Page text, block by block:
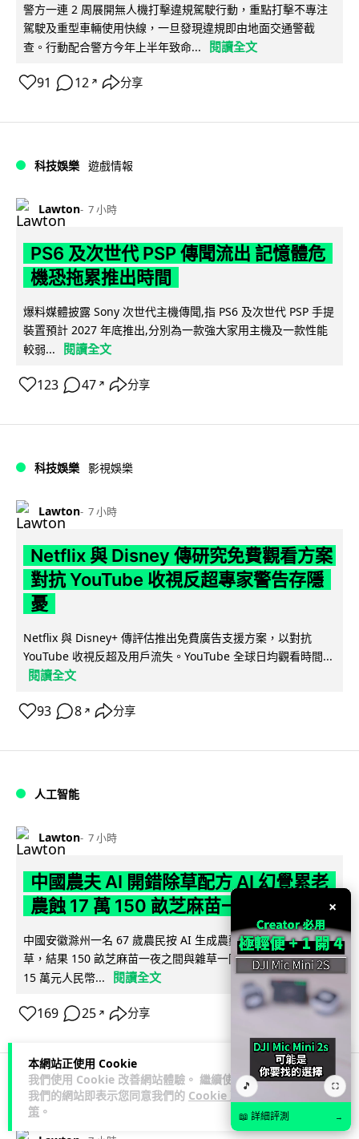
本網站正使用 Cookie
我們使用 Cookie 改善網站體驗。 繼續使用
我們的網站即表示您同意我們的 Cookie 政
策 。
警方一連 2 周展開無人機打擊違規駕駛行動，重點打擊不專注
駕駛及重型車輛使用快線，一旦發現違規即由地面交通警截
查。行動配合警方今年上半年致命...
閱讀全文
91 12 ↗ 分享
科技娛樂 遊戲情報
Lawton 7 小時
PS6 及次世代 PSP 傳聞流出 記憶體危
機恐拖累推出時間
爆料媒體披露 Sony 次世代主機傳聞,指 PS6 及次世代 PSP 手提
裝置預計 2027 年底推出,分別為一款強大家用主機及一款性能
較弱...
閱讀全文
123 47 ↗ 分享
科技娛樂 影視娛樂
Lawton 7 小時
Netflix 與 Disney 傳研究免費觀看方案
對抗 YouTube 收視反超專家警告存隱
憂
Netflix 與 Disney+ 傳評估推出免費廣告支援方案，以對抗
YouTube 收視反超及用戶流失。YouTube 全球日均觀看時間...
閱讀全文
93 8 ↗ 分享
人工智能
Lawton 7 小時
中國農夫 AI 開錯除草配方 AI 幻覺累老
農蝕 17 萬 150 畝芝麻苗一夜枯死
中國安徽滁州一名 67 歲農民按 AI 生成農藥配方為芝麻田除
草，結果 150 畝芝麻苗一夜之間與雜草一同枯死，估計損失約
15 萬元人民幣...
閱讀全文
169 25 ↗ 分享
科技娛樂 生活科技 玩具
×
🎵 ⛶
📖 詳細評測 →